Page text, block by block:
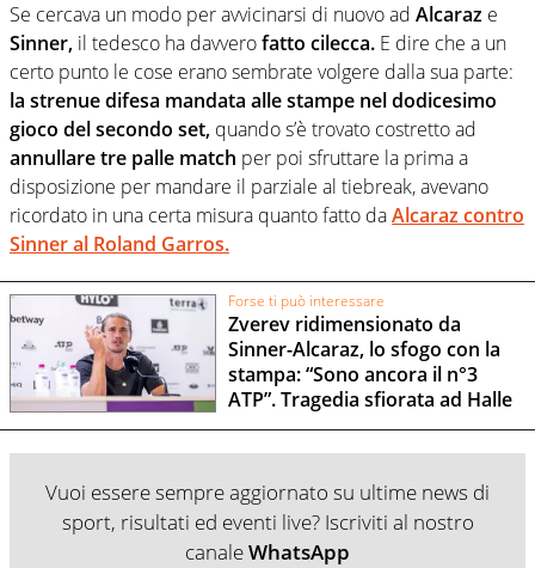
Se cercava un modo per avvicinarsi di nuovo ad Alcaraz e
Sinner, il tedesco ha davverofatto cilecca. E dire che a un
certo punto le cose erano sembrate volgere dalla sua parte:
la strenue difesa mandata alle stampe nel dodicesimo
gioco del secondo set, quando s’è trovato costretto ad
annullare tre palle match per poi sfruttare la prima a
disposizione per mandare il parziale al tiebreak, avevano
ricordato in una certa misura quanto fatto daAlcaraz contro
Sinner al Roland Garros.
Forse ti può interessare
Zverev ridimensionato da
Sinner-Alcaraz, lo sfogo con la
stampa: “Sono ancora il n°3
ATP”. Tragedia sfiorata ad Halle
Vuoi essere sempre aggiornato su ultime news di
sport, risultati ed eventi live? Iscriviti al nostro
canaleWhatsApp